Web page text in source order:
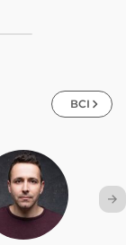
ВСІ